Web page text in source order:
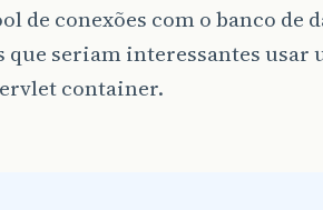
de conexões com o banco de
que seriam interessantes
container.